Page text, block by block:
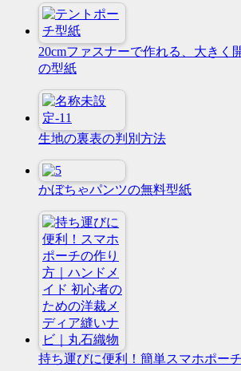
20cmファスナーで作れる、大きく
の型紙
生地の裏表の判別方法
かぼちゃパンツの無料型紙
持ち運びに便利！簡単スマホポー